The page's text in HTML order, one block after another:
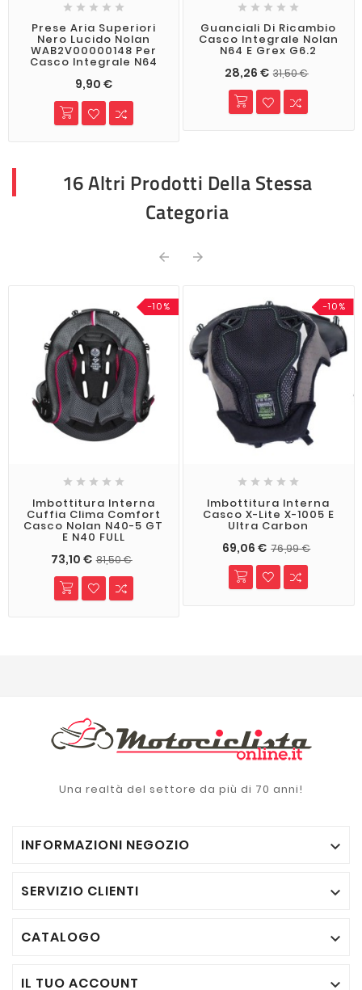
    
Prese Aria Superiori
Nero Lucido Nolan
WAB2V00000148 Per
Casco Integrale N64
9,90 €
    
Guanciali Di Ricambio
Casco Integrale Nolan
N64 E Grex G6.2
28,26 € 31,50 €
16 Altri Prodotti Della Stessa
Categoria
 
-10%
    
Imbottitura Interna
Cuffia Clima Comfort
Casco Nolan N40-5 GT
E N40 FULL
73,10 € 81,50 €
-10%
    
Imbottitura Interna
Casco X-Lite X-1005 E
Ultra Carbon
69,06 € 76,99 €
Una realtà del settore da più di 70 anni!
INFORMAZIONI NEGOZIO 
SERVIZIO CLIENTI 
CATALOGO 
IL TUO ACCOUNT 